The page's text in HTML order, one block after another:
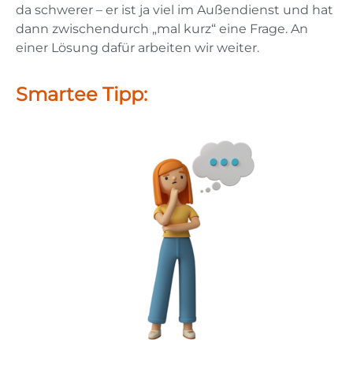
da schwerer – er ist ja viel im Außendienst und hat
dann zwischendurch „mal kurz“ eine Frage. An
einer Lösung dafür arbeiten wir weiter.
Smartee Tipp: